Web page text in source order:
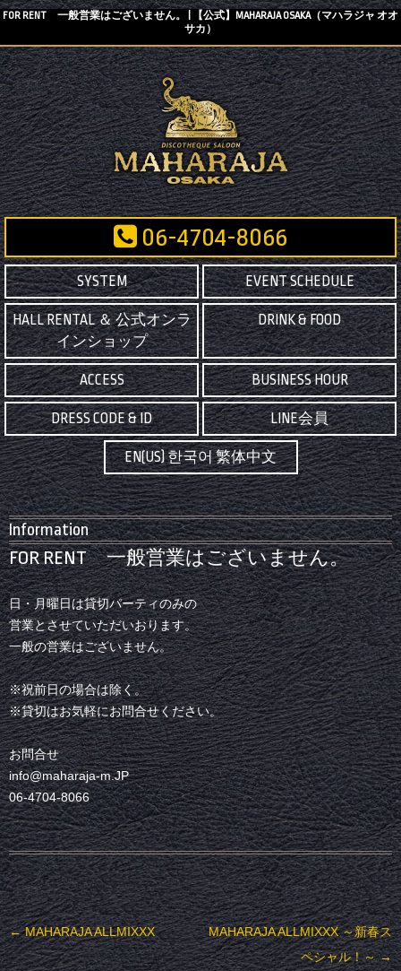
FOR RENT 一般営業はございません。 | 【公式】MAHARAJA OSAKA（マハラジャ オオ
サカ）
06-4704-8066
SYSTEM EVENT SCHEDULE
HALL RENTAL ＆ 公式オンラ
インショップ
DRINK & FOOD
ACCESS BUSINESS HOUR
DRESS CODE & ID LINE会員
EN(US) 한국어 繁体中文
Information
FOR RENT 一般営業はございません。
日・月曜日は貸切パーティのみの
営業とさせていただいおります。
一般の営業はございません。
※祝前日の場合は除く。
※貸切はお気軽にお問合せください。
お問合せ
info@maharaja-m.JP
06-4704-8066
投稿ナビゲーション
←MAHARAJA ALLMIXXX
MAHARAJA ALLMIXXX ～新春ス
ペシャル！～→